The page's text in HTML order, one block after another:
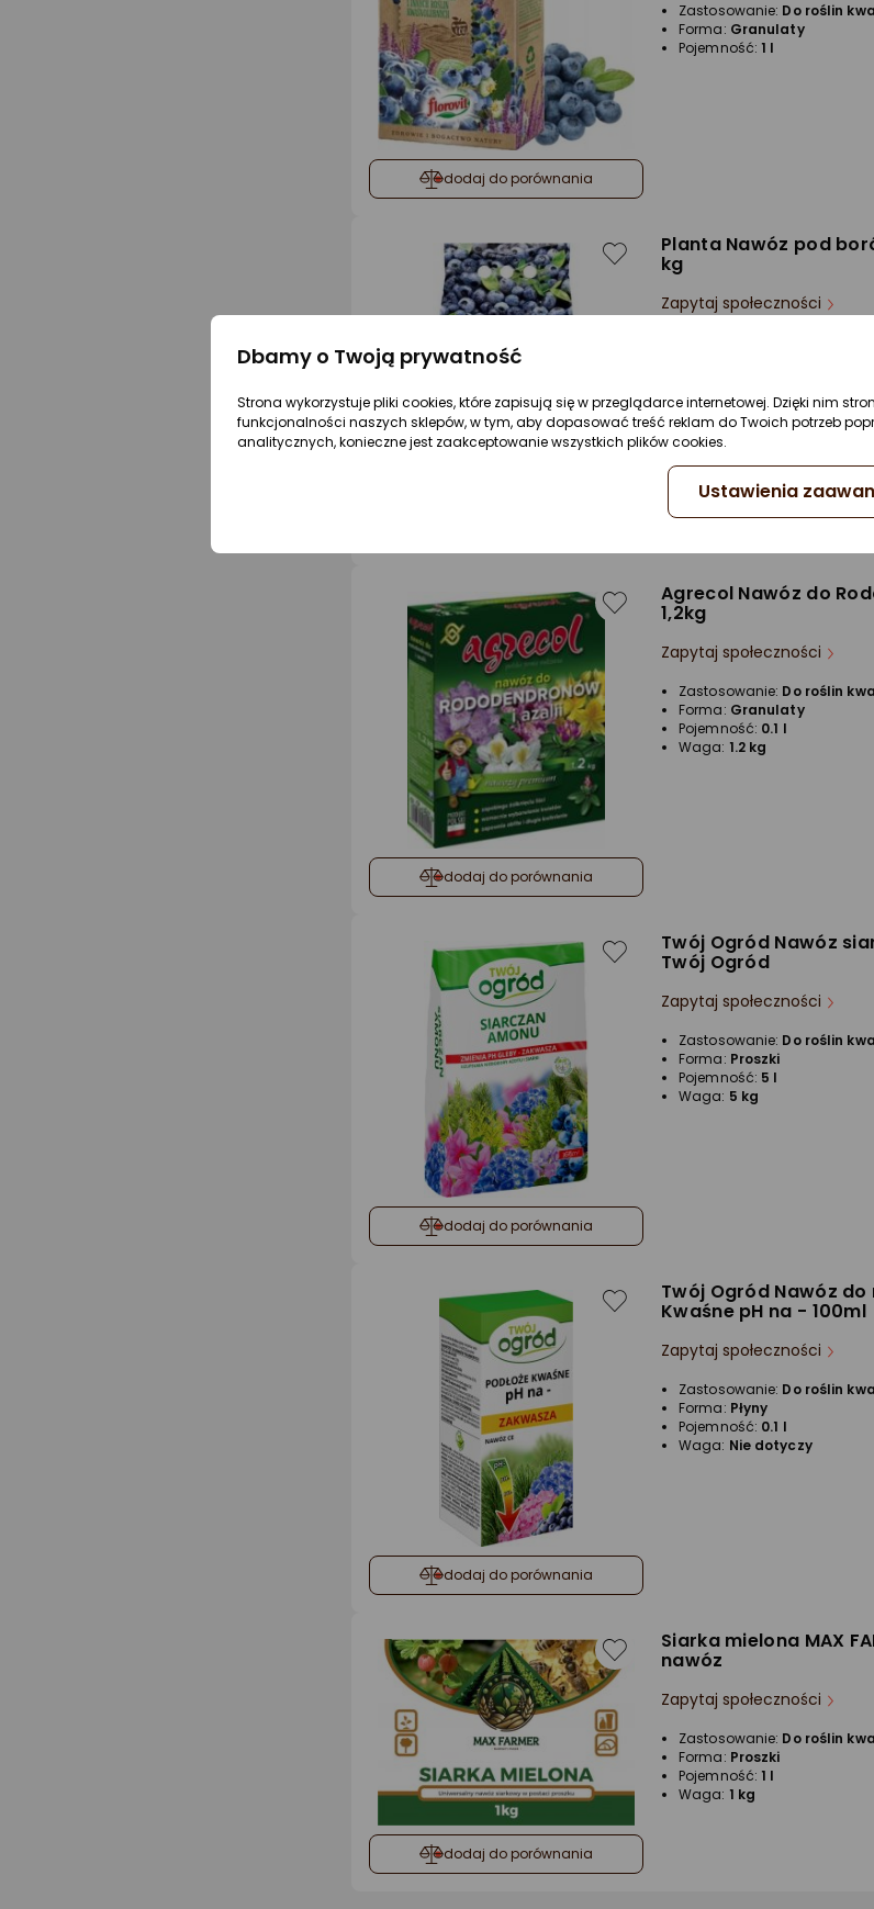
dodaj do porównania
Zastosowanie: Do roślin
Forma: Granulaty
Pojemność: 1 l
Planta Nawóz pod
kg
Zapytaj społeczności
dodaj do porównania
Agrecol Nawóz do
1,2kg
Zapytaj społeczności
Zastosowanie: Do roślin
Forma: Granulaty
Pojemność: 0.1 l
Waga: 1.2 kg
dodaj do porównania
Twój Ogród Nawóz
Twój Ogród
Zapytaj społeczności
Zastosowanie: Do roślin
Forma: Proszki
Pojemność: 5 l
Waga: 5 kg
dodaj do porównania
Twój Ogród Nawóz do
Kwaśne pH na - 100ml
Zapytaj społeczności
Zastosowanie: Do roślin
Forma: Płyny
Pojemność: 0.1 l
Waga: Nie dotyczy
dodaj do porównania
Siarka mielona MAX
nawóz
Zapytaj społeczności
Zastosowanie: Do roślin
Forma: Proszki
Pojemność: 1 l
Waga: 1 kg
Dbamy o Twoją prywatność
Strona wykorzystuje pliki cookies, które zapisują się w przeglądarce internetowej. Dzięki nim
funkcjonalności naszych sklepów, w tym, aby dopasować treść reklam do Twoich potrzeb
analitycznych, konieczne jest zaakceptowanie wszystkich plików cookies.
Ustawienia